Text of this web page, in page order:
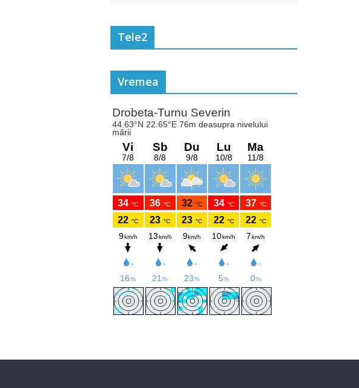
Tele2
Vremea